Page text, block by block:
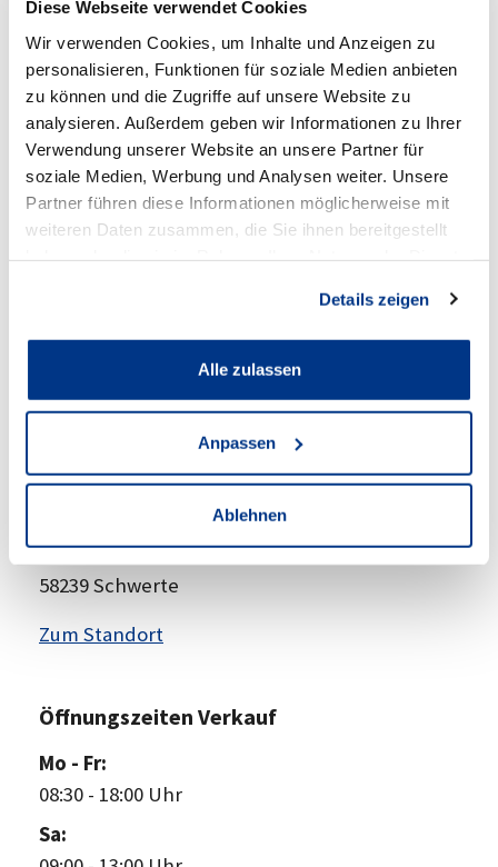
Diese Webseite verwendet Cookies
Wir verwenden Cookies, um Inhalte und Anzeigen zu
personalisieren, Funktionen für soziale Medien anbieten
zu können und die Zugriffe auf unsere Website zu
analysieren. Außerdem geben wir Informationen zu Ihrer
Verwendung unserer Website an unsere Partner für
soziale Medien, Werbung und Analysen weiter. Unsere
Partner führen diese Informationen möglicherweise mit
weiteren Daten zusammen, die Sie ihnen bereitgestellt
Details zeigen
Alle zulassen
Anpassen
Ablehnen
Standort
Hörder Straße 55
58239 Schwerte
Zum Standort
Öffnungszeiten Verkauf
Mo - Fr:
08:30 - 18:00 Uhr
Sa: